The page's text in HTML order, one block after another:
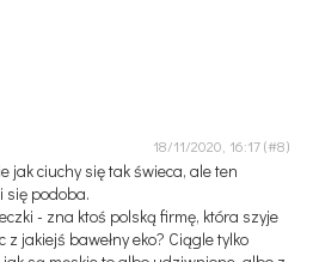
18/11/2020, 16:17
jak ciuchy się tak świeca, ale ten
się podoba.
- zna ktoś polską firmę, która szyje
z jakiejś bawełny eko? Ciągle tylko